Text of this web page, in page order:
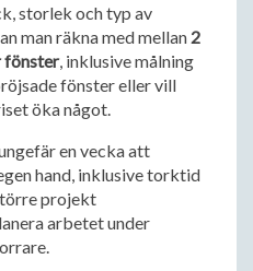
storlek och typ av
man räkna med mellan 2
fönster, inklusive målning
fönster eller vill
öka något.
en vecka att
hand, inklusive torktid
projekt
arbetet under